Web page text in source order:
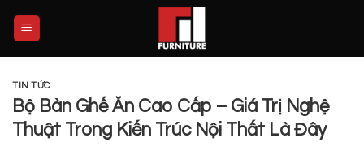
TIN TỨC
Bộ Bàn Ghế Ăn Cao Cấp – Giá Trị Nghệ
Thuật Trong Kiến Trúc Nội Thất Là Đây